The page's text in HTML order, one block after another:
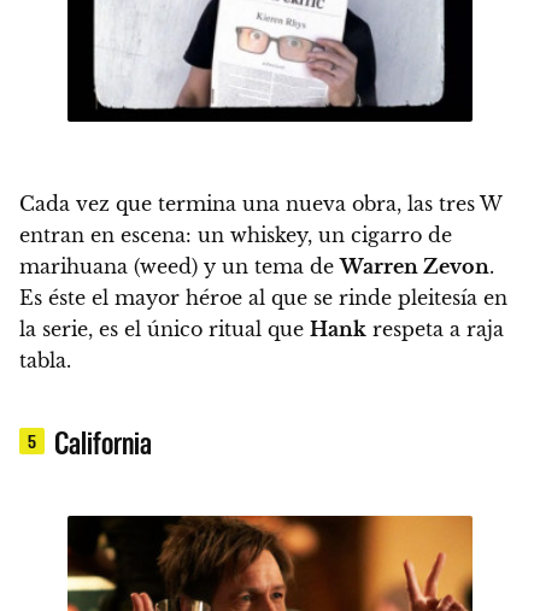
Cada vez que termina una nueva obra, las tres W
entran en escena: un whiskey, un cigarro de
marihuana (weed) y un tema deWarren Zevon.
Es éste el mayor héroe al que se rinde pleitesía en
la serie, es el único ritual que Hank respeta a raja
tabla.
5 California